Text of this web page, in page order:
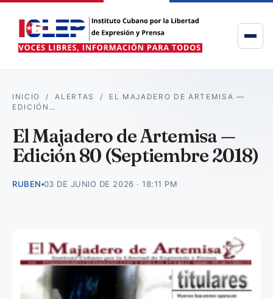
INICIO /ALERTAS / EL MAJADERO DE ARTEMISA —
EDICIÓN…
El Majadero de Artemisa —
Edición 80 (Septiembre 2018)
RUBEN 03 DE JUNIO DE 2026 · 18:11 PM